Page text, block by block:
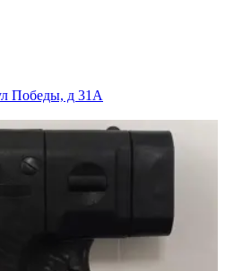
Победы, д 31А